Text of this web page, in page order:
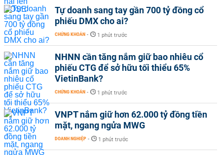
Tự doanh sang tay gần 700 tỷ đồng cổ
phiếu DMX cho ai?
CHỨNG KHOÁN - 1 phút trước
NHNN cần tăng nắm giữ bao nhiêu cổ
phiếu CTG để sở hữu tối thiểu 65%
VietinBank?
CHỨNG KHOÁN - 1 phút trước
VNPT nắm giữ hơn 62.000 tỷ đồng tiền
mặt, ngang ngửa MWG
DOANH NGHIỆP - 1 phút trước